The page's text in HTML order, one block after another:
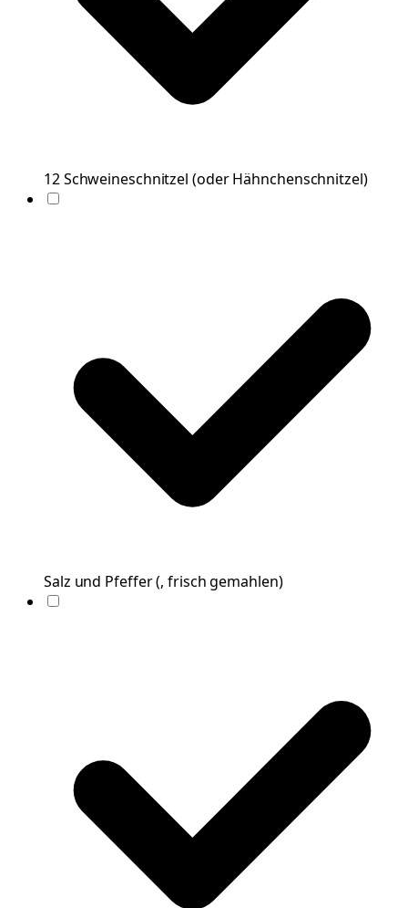
12Schweineschnitzel (oder Hähnchenschnitzel)
Salz und Pfeffer(, frisch gemahlen)